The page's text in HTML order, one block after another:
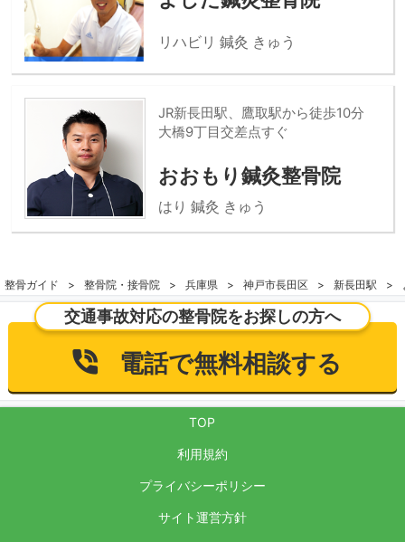
リハビリ 鍼灸 きゅう
JR新長田駅、鷹取駅から徒歩10分
大橋9丁目交差点すぐ
おおもり鍼灸整骨院
はり 鍼灸 きゅう
整骨ガイド 整骨院・接骨院 兵庫県 神戸市長田区 新長田駅
交通事故対応の整骨院をお探しの方へ
電話で無料相談する
TOP
利用規約
プライバシーポリシー
サイト運営方針